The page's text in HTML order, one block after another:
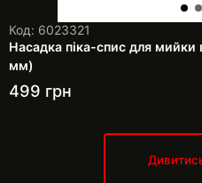
Код: 6023321
Насадка піка-спис для мийки
мм)
499 грн